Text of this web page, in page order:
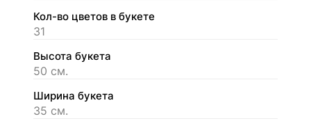
Кол-во цветов в букете
31
Высота букета
50 см.
Ширина букета
35 см.